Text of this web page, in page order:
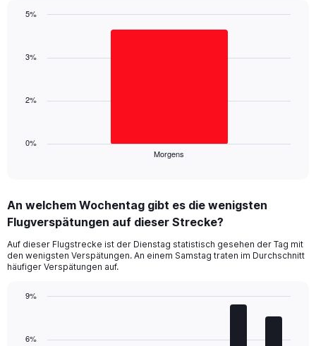
displaying
with
The
Range:
1
The
chart
has
Y
values.
Morgens
0%
2%
3%
5%
An welchem Wochentag gibt es die wenigsten
Flugverspätungen auf dieser Strecke?
Auf dieser Flugstrecke ist der Dienstag statistisch gesehen der Tag mit
den wenigsten Verspätungen. An einem Samstag traten im Durchschnitt
häufiger Verspätungen auf.
with
6%
9%